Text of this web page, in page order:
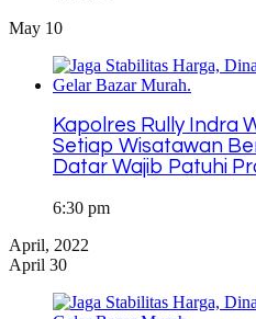
May 10
Kapolres Rully Indra
Setiap Wisatawan
Datar Wajib Patuhi
6:30 pm
April, 2022
April 30